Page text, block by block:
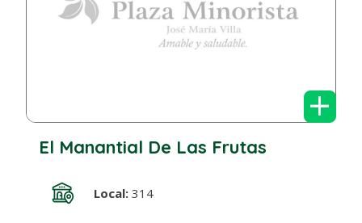
+
El Manantial De Las Frutas
Local:314